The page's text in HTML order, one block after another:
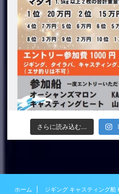
さらに読み込む...
ホーム ジギング キャスティング船